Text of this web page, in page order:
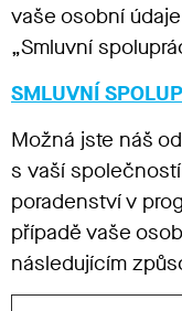
vaše osobní
„Smluvní
SMLUVNÍ
Možná jste náš
s vaší
poradenství v
případě vaše
následujícím